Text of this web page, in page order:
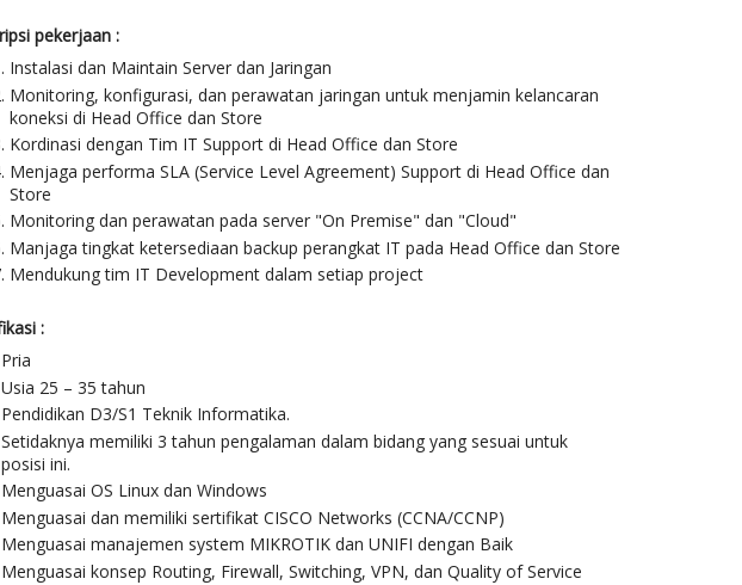
pekerjaan :
Instalasi dan Maintain Server dan Jaringan
Monitoring, konfigurasi, dan perawatan jaringan untuk menjamin kelancaran
koneksi di Head Office dan Store
Kordinasi dengan Tim IT Support di Head Office dan Store
Menjaga performa SLA (Service Level Agreement) Support di Head Office dan
Store
Monitoring dan perawatan pada server "On Premise" dan "Cloud"
Manjaga tingkat ketersediaan backup perangkat IT pada Head Office dan Store
Mendukung tim IT Development dalam setiap project
:
Pria
Usia 25 – 35 tahun
Pendidikan D3/S1 Teknik Informatika.
Setidaknya memiliki 3 tahun pengalaman dalam bidang yang sesuai untuk
posisi ini.
Menguasai OS Linux dan Windows
Menguasai dan memiliki sertifikat CISCO Networks (CCNA/CCNP)
Menguasai manajemen system MIKROTIK dan UNIFI dengan Baik
Menguasai konsep Routing, Firewall, Switching, VPN, dan Quality of Service